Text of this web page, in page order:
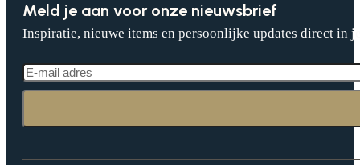
Meld je aan voor onze nieuwsbrief
Inspiratie, nieuwe items en persoonlijke updates direct in